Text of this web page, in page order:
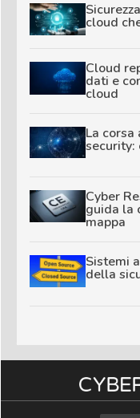
cloud
Cloud
dati e
cloud
La corsa
security:
Cyber
guida la
mappa
Sistemi
della